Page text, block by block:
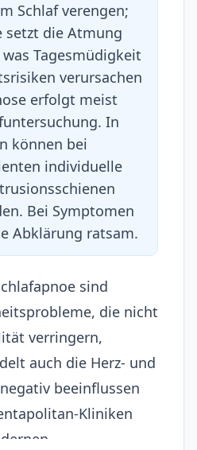
Schlaf verengen;
setzt die Atmung
Tagesmüdigkeit
verursachen
erfolgt meist
In
können bei
individuelle
Bei Symptomen
Abklärung ratsam.
sind
die nicht
verringern,
auch die Herz- und
beeinflussen
Kliniken